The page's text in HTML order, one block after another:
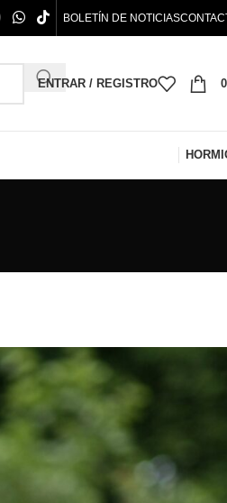
BOLETÍN DE NOTICIAS
ENTRAR / REGISTRO